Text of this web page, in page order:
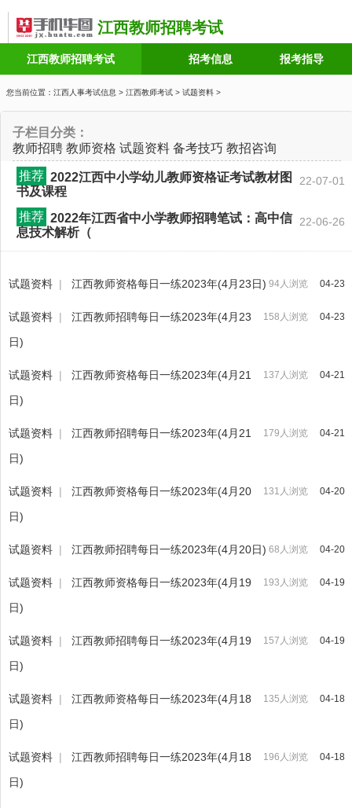
江西教师招聘考试
江西教师招聘考试 招考信息 报考指导
您当前位置： 江西人事考试信息 > 江西教师考试 > 试题资料 >
子栏目分类：
教师招聘 教师资格 试题资料 备考技巧 教招咨询
推荐 22-07-01
2022江西中小学幼儿教师资格证考试教材图
书及课程
推荐
22-06-26
2022年江西省中小学教师招聘笔试：高中信
息技术解析（
04-23
94人浏览
试题资料 | 江西教师资格每日一练2023年(4月23日)
04-23
158人浏览
试题资料 |
江西教师招聘每日一练2023年(4月23
日)
04-21
137人浏览
试题资料 |
江西教师资格每日一练2023年(4月21
日)
04-21
179人浏览
试题资料 |
江西教师招聘每日一练2023年(4月21
日)
04-20
131人浏览
试题资料 |
江西教师资格每日一练2023年(4月20
日)
04-20
68人浏览
试题资料 | 江西教师招聘每日一练2023年(4月20日)
04-19
193人浏览
试题资料 |
江西教师资格每日一练2023年(4月19
日)
04-19
157人浏览
试题资料 |
江西教师招聘每日一练2023年(4月19
日)
04-18
135人浏览
试题资料 |
江西教师资格每日一练2023年(4月18
日)
04-18
196人浏览
试题资料 |
江西教师招聘每日一练2023年(4月18
日)